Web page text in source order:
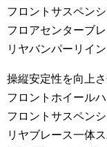
フロントサスペン
フロアセンターブ
リヤバンパーリイ
操縦安定性を向上さ
フロントホイール
フロントサスペン
リヤブレース一体